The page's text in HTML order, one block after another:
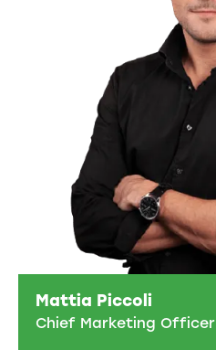
Mattia Piccoli
Chief Marketing Officer